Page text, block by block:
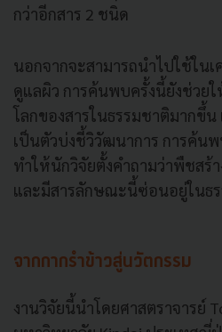
กว่าอีกสาร 2 ชนิด
นอกจากจะสามารถนำไปใช้ใน
ดูแลผิว การค้นพบครั้งนี้ยังช่วยใ
โลกของสารในธรรมชาติมากขึ้
เป็นตัวบ่งชี้วิวัฒนาการ การค้น
ทำให้นักวิจัยตั้งคำถามว่าพืชสร้า
และมีสารลักษณะนี้ซ่อนอยู่ในธ
จากกากรำข้าวสู่นวัตกรรม
งานวิจัยนี้นำโดยศาสตราจารย์